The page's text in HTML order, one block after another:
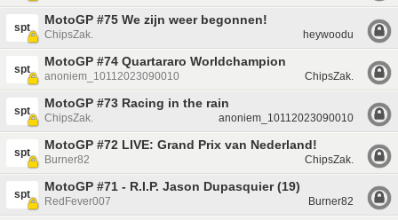
spt
MotoGP #75 We zijn weer begonnen!
ChipsZak. heywoodu
spt
MotoGP #74 Quartararo Worldchampion
anoniem_10112023090010 ChipsZak.
spt
MotoGP #73 Racing in the rain
ChipsZak. anoniem_10112023090010
spt
MotoGP #72 LIVE: Grand Prix van Nederland!
Burner82 ChipsZak.
spt
MotoGP #71 - R.I.P. Jason Dupasquier (19)
RedFever007 Burner82